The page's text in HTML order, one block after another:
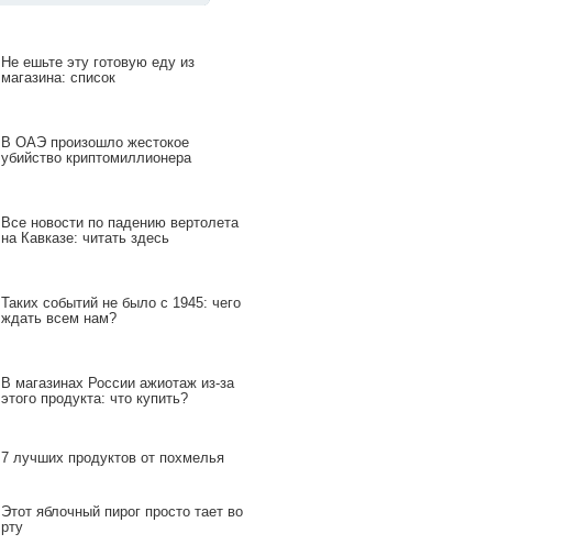
Не ешьте эту готовую еду из
магазина: список
В ОАЭ произошло жестокое
убийство криптомиллионера
Все новости по падению вертолета
на Кавказе: читать здесь
Таких событий не было с 1945: чего
ждать всем нам?
В магазинах России ажиотаж из-за
этого продукта: что купить?
7 лучших продуктов от похмелья
Этот яблочный пирог просто тает во
рту